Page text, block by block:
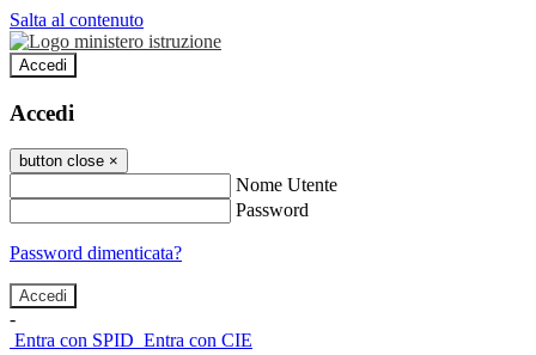
Salta al contenuto
Accedi
Accedi
button close ×
Nome Utente
Password
Password dimenticata?
-
Entra con SPID Entra con CIE